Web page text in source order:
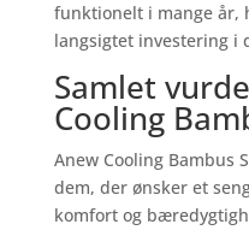
funktionelt i mange år,
langsigtet investering i
Samlet
Cooling
Anew Cooling Bambus
dem, der ønsker et
komfort og